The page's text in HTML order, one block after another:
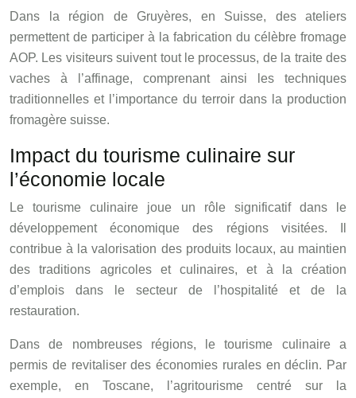
Dans la région de Gruyères, en Suisse, des ateliers
permettent de participer à la fabrication du célèbre fromage
AOP. Les visiteurs suivent tout le processus, de la traite des
vaches à l’affinage, comprenant ainsi les techniques
traditionnelles et l’importance du terroir dans la production
fromagère suisse.
Impact du tourisme culinaire sur
l’économie locale
Le tourisme culinaire joue un rôle significatif dans le
développement économique des régions visitées. Il
contribue à la valorisation des produits locaux, au maintien
des traditions agricoles et culinaires, et à la création
d’emplois dans le secteur de l’hospitalité et de la
restauration.
Dans de nombreuses régions, le tourisme culinaire a
permis de revitaliser des économies rurales en déclin. Par
exemple, en Toscane, l’agritourisme centré sur la